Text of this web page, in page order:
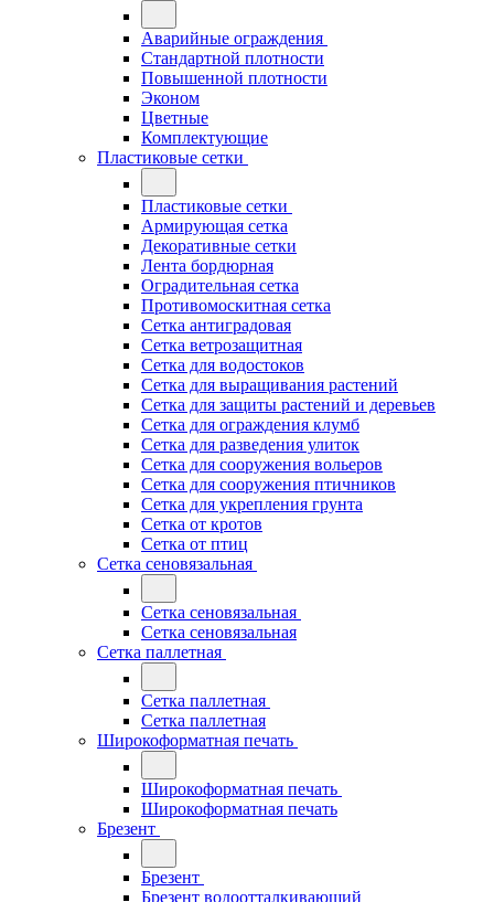
Аварийные ограждения
Стандартной плотности
Повышенной плотности
Эконом
Цветные
Комплектующие
Пластиковые сетки
Пластиковые сетки
Армирующая сетка
Декоративные сетки
Лента бордюрная
Оградительная сетка
Противомоскитная сетка
Сетка антиградовая
Сетка ветрозащитная
Сетка для водостоков
Сетка для выращивания растений
Сетка для защиты растений и деревьев
Сетка для ограждения клумб
Сетка для разведения улиток
Сетка для сооружения вольеров
Сетка для сооружения птичников
Сетка для укрепления грунта
Сетка от кротов
Сетка от птиц
Сетка сеновязальная
Сетка сеновязальная
Сетка сеновязальная
Сетка паллетная
Сетка паллетная
Сетка паллетная
Широкоформатная печать
Широкоформатная печать
Широкоформатная печать
Брезент
Брезент
Брезент водоотталкивающий